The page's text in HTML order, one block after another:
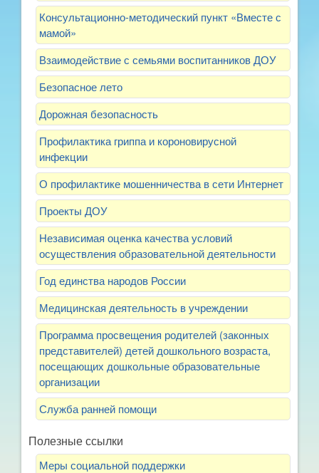
Консультационно-методический пункт «Вместе с
мамой»
Взаимодействие с семьями воспитанников ДОУ
Безопасное лето
Дорожная безопасность
Профилактика гриппа и короновирусной
инфекции
О профилактике мошенничества в сети Интернет
Проекты ДОУ
Независимая оценка качества условий
осуществления образовательной деятельности
Год единства народов России
Медицинская деятельность в учреждении
Программа просвещения родителей (законных
представителей) детей дошкольного возраста,
посещающих дошкольные образовательные
организации
Служба ранней помощи
Полезные ссылки
Меры социальной поддержки